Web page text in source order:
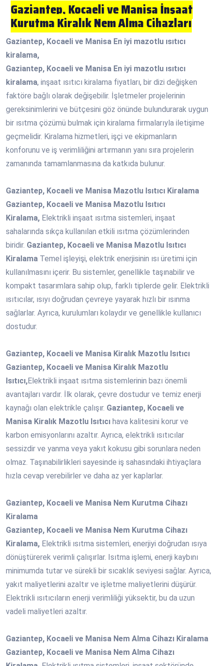
Gaziantep, Kocaeli ve Manisa İnşaat
Kurutma Kiralık Nem Alma Cihazları
Gaziantep, Kocaeli ve Manisa En iyi mazotlu ısıtıcı
kiralama,
Gaziantep, Kocaeli ve Manisa En iyi mazotlu ısıtıcı
kiralama, inşaat ısıtıcı kiralama fiyatları, bir dizi değişken
faktöre bağlı olarak değişebilir. İşletmeler projelerinin
gereksinimlerini ve bütçesini göz önünde bulundurarak uygun
bir ısıtma çözümü bulmak için kiralama firmalarıyla iletişime
geçmelidir. Kiralama hizmetleri, işçi ve ekipmanların
konforunu ve iş verimliliğini artırmanın yanı sıra projelerin
zamanında tamamlanmasına da katkıda bulunur.
Gaziantep, Kocaeli ve Manisa Mazotlu Isıtıcı Kiralama
Gaziantep, Kocaeli ve Manisa Mazotlu Isıtıcı
Kiralama, Elektrikli inşaat ısıtma sistemleri, inşaat
sahalarında sıkça kullanılan etkili ısıtma çözümlerinden
biridir. Gaziantep, Kocaeli ve Manisa Mazotlu Isıtıcı
Kiralama Temel işleyişi, elektrik enerjisinin ısı üretimi için
kullanılmasını içerir. Bu sistemler, genellikle taşınabilir ve
kompakt tasarımlara sahip olup, farklı tiplerde gelir. Elektrikli
ısıtıcılar, ısıyı doğrudan çevreye yayarak hızlı bir ısınma
sağlarlar. Ayrıca, kurulumları kolaydır ve genellikle kullanıcı
dostudur.
Gaziantep, Kocaeli ve Manisa Kiralık Mazotlu Isıtıcı
Gaziantep, Kocaeli ve Manisa Kiralık Mazotlu
Isıtıcı,Elektrikli inşaat ısıtma sistemlerinin bazı önemli
avantajları vardır. İlk olarak, çevre dostudur ve temiz enerji
kaynağı olan elektrikle çalışır. Gaziantep, Kocaeli ve
Manisa Kiralık Mazotlu Isıtıcı hava kalitesini korur ve
karbon emisyonlarını azaltır. Ayrıca, elektrikli ısıtıcılar
sessizdir ve yanma veya yakıt kokusu gibi sorunlara neden
olmaz. Taşınabilirlikleri sayesinde iş sahasındaki ihtiyaçlara
hızla cevap verebilirler ve daha az yer kaplarlar.
Gaziantep, Kocaeli ve Manisa Nem Kurutma Cihazı
Kiralama
Gaziantep, Kocaeli ve Manisa Nem Kurutma Cihazı
Kiralama, Elektrikli ısıtma sistemleri, enerjiyi doğrudan ısıya
dönüştürerek verimli çalışırlar. Isıtma işlemi, enerji kaybını
minimumda tutar ve sürekli bir sıcaklık seviyesi sağlar. Ayrıca,
yakıt maliyetlerini azaltır ve işletme maliyetlerini düşürür.
Elektrikli ısıtıcıların enerji verimliliği yüksektir, bu da uzun
vadeli maliyetleri azaltır.
Gaziantep, Kocaeli ve Manisa Nem Alma Cihazı Kiralama
Gaziantep, Kocaeli ve Manisa Nem Alma Cihazı